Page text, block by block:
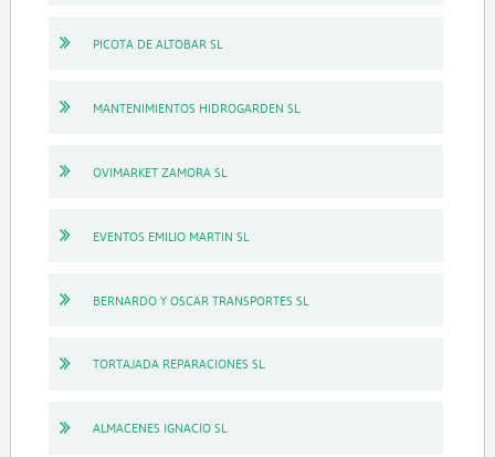
PICOTA DE ALTOBAR SL
MANTENIMIENTOS HIDROGARDEN SL
OVIMARKET ZAMORA SL
EVENTOS EMILIO MARTIN SL
BERNARDO Y OSCAR TRANSPORTES SL
TORTAJADA REPARACIONES SL
ALMACENES IGNACIO SL